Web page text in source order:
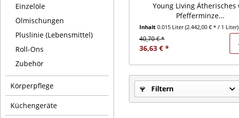
Einzelöle
Ölmischungen
Pluslinie (Lebensmittel)
Roll-Ons
Zubehör
Körperpflege
Küchengeräte
Young Living Ätherisches
Pfefferminze...
Inhalt 0.015 Liter(2.442,00 € * / 1 Liter)
40,70 € *
36,63 € *
Filtern